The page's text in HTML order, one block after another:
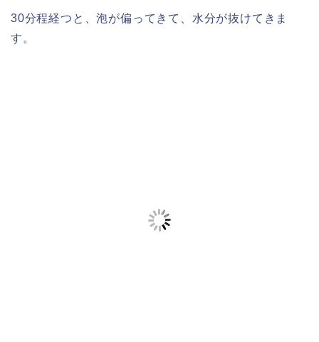
30分程経つと、泡が偏ってきて、水分が抜けてきま
す。